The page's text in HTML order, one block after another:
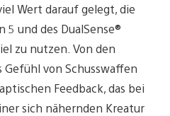
Wert darauf gelegt, die
und des DualSense®
zu nutzen. Von den
Gefühl von Schusswaffen
Feedback, das bei
sich nähernden Kreatur